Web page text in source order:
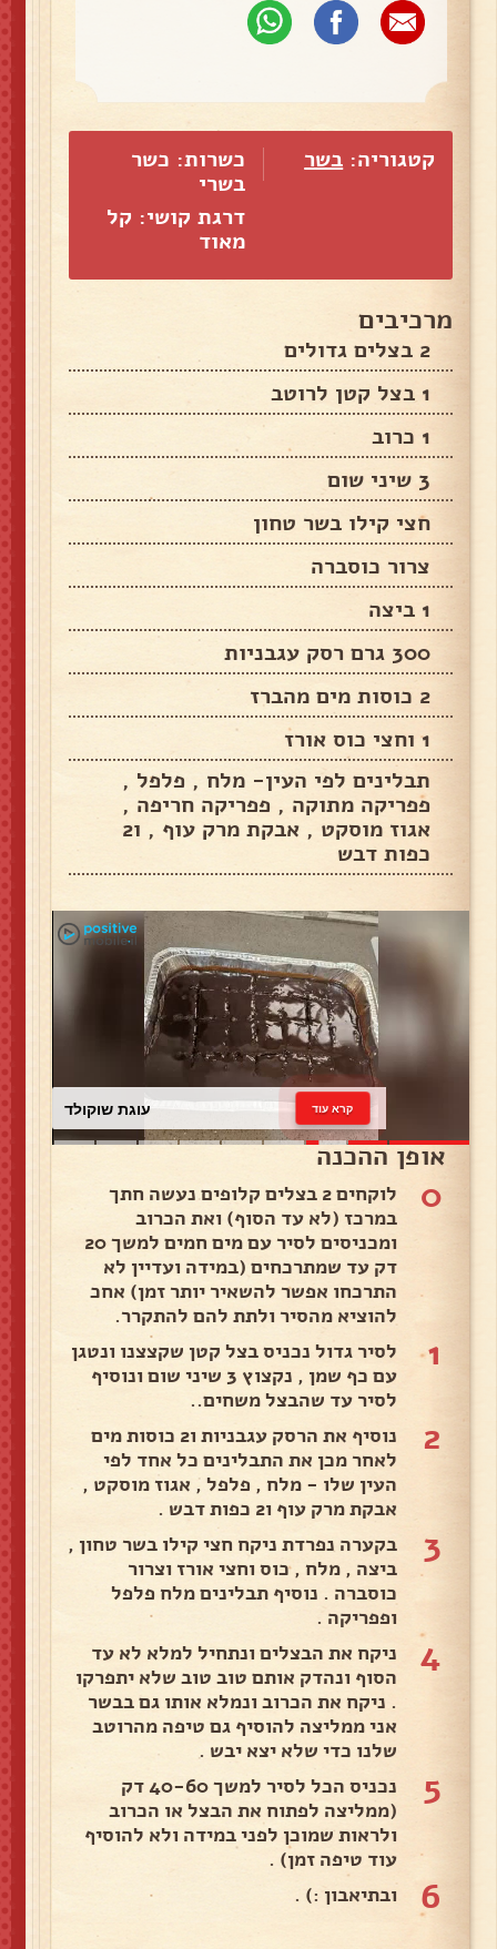
קטגוריה: בשר
כשרות: כשר
בשרי
דרגת קושי: קל
מאוד
מרכיבים
2 בצלים גדולים
1 בצל קטן לרוטב
1 כרוב
3 שיני שום
חצי קילו בשר טחון
צרור כוסברה
1 ביצה
300 גרם רסק עגבניות
2 כוסות מים מהברז
1 וחצי כוס אורז
תבלינים לפי העין- מלח , פלפל ,
פפריקה מתוקה , פפריקה חריפה ,
אגוז מוסקט , אבקת מרק עוף , ו2
כפות דבש
עוגת שוקולד קרא עוד
אופן ההכנה
0
לוקחים 2 בצלים קלופים נעשה חתך
במרכז (לא עד הסוף) ואת הכרוב
ומכניסים לסיר עם מים חמים למשך 20
דק עד שמתרכחים (במידה ועדיין לא
התרכחו אפשר להשאיר יותר זמן) אחכ
להוציא מהסיר ולתת להם להתקרר.
1
לסיר גדול נכניס בצל קטן שקצצנו ונטגן
עם כף שמן , נקצוץ 3 שיני שום ונוסיף
לסיר עד שהבצל משחים..
2
נוסיף את הרסק עגבניות ו2 כוסות מים
לאחר מכן את התבלינים כל אחד לפי
העין שלו - מלח , פלפל , אגוז מוסקט ,
אבקת מרק עוף ו2 כפות דבש .
3
בקערה נפרדת ניקח חצי קילו בשר טחון ,
ביצה , מלח , כוס וחצי אורז וצרור
כוסברה . נוסיף תבלינים מלח פלפל
ופפריקה .
4
ניקח את הבצלים ונתחיל למלא לא עד
הסוף ונהדק אותם טוב טוב שלא יתפרקו
. ניקח את הכרוב ונמלא אותו גם בבשר
אני ממליצה להוסיף גם טיפה מהרוטב
שלנו כדי שלא יצא יבש .
5
נכניס הכל לסיר למשך 40-60 דק
(ממליצה לפתוח את הבצל או הכרוב
ולראות שמוכן לפני במידה ולא להוסיף
עוד טיפה זמן) .
6 ובתיאבון :) .